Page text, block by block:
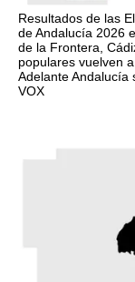
Resultados de las
de Andalucía 2026
de la Frontera,
populares vuelven
Adelante Andalucía
VOX